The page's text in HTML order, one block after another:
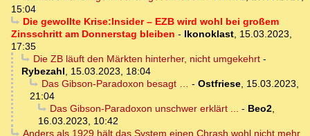
15:04
Die gewollte Krise:Insider – EZB wird wohl bei großem
Zinsschritt am Donnerstag bleiben - Ikonoklast, 15.03.2023,
17:35
Die ZB läuft den Märkten hinterher, nicht umgekehrt-
Rybezahl, 15.03.2023, 18:04
Das Gibson-Paradoxon besagt … - Ostfriese, 15.03.2023,
21:04
Das Gibson-Paradoxon unschwer erklärt ... - Beo2,
16.03.2023, 10:42
Anders als 1929 hält das System einen Chrash wohl nicht mehr